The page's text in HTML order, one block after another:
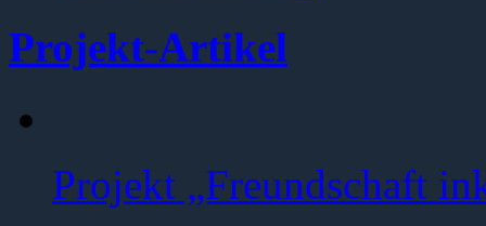
Projekt-Artikel
Projekt „Freundschaft